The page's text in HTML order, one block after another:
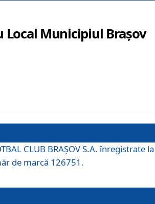
Municipiul Brașov
CLUB BRAȘOV S.A.
de marcă 126751.